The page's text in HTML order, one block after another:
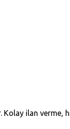
ilan verme,